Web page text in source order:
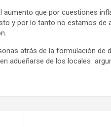
que por cuestiones
y por lo tanto no estamos de
atrás de la formulación de
adueñarse de los locales